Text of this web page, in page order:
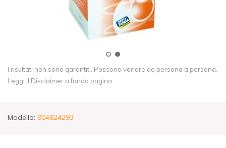
I risultati non sono garantiti. Possono variare da persona a persona.
Leggi il Disclaimer a fondo pagina
Modello: 904924293